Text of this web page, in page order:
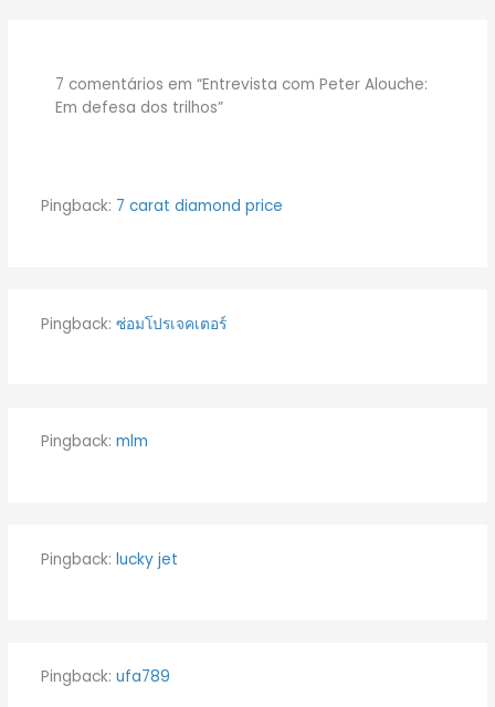
7 comentários em “Entrevista com Peter Alouche:
Em defesa dos trilhos”
Pingback: 7 carat diamond price
Pingback: ซ่อมโปรเจคเตอร์
Pingback: mlm
Pingback: lucky jet
Pingback: ufa789